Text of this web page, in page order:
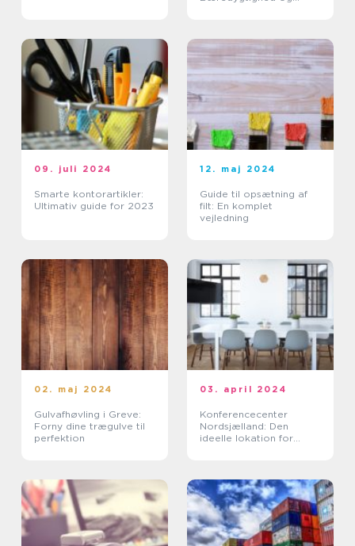
09. juli 2024
Smarte kontorartikler:
Ultimativ guide for 2023
12. maj 2024
Guide til opsætning af
filt: En komplet
vejledning
02. maj 2024
Gulvafhøvling i Greve:
Forny dine trægulve til
perfektion
03. april 2024
Konferencecenter
Nordsjælland: Den
ideelle lokation for